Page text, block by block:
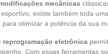
mecânicas
existe também toda
para otimizar a potência da sua
reprogramação eletrônica
Com essas ferramentas